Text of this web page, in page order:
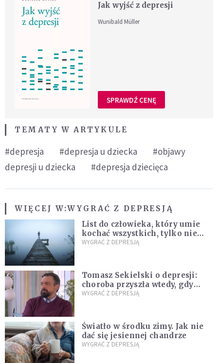
Jak wyjść z depresji
Wunibald Müller
SPRAWDŹ CENĘ
TEMATY W ARTYKULE
#depresja #depresja u dziecka
#objawy
depresji u dziecka
#depresja dziecięca
WIĘCEJ W:WYGRAĆ Z DEPRESJĄ
List do człowieka, który umie
kochać wszystkich, tylko nie
siebie
WYGRAĆ Z DEPRESJĄ
Tomasz Sekielski o depresji:
choroba przyszła wtedy, gdy
przestałem się jej spodziewać
WYGRAĆ Z DEPRESJĄ
Światło w środku zimy. Jak nie
dać się jesiennej chandrze
WYGRAĆ Z DEPRESJĄ